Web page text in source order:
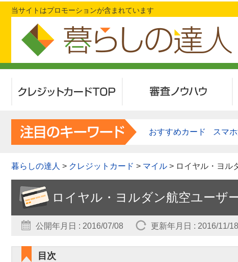
当サイトはプロモーションが含まれています
暮らしの達人 > クレジットカード > マイル > ロイヤル・ヨル
ロイヤル・ヨルダン航空ユーザ
公開年月日 : 2016/07/08 更新年月日 : 2016/11/18
目次
おすすめカード スマ